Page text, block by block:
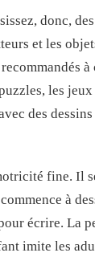
donc,
et les
à
les
des
fine. Il
à
écrire. La
imite les